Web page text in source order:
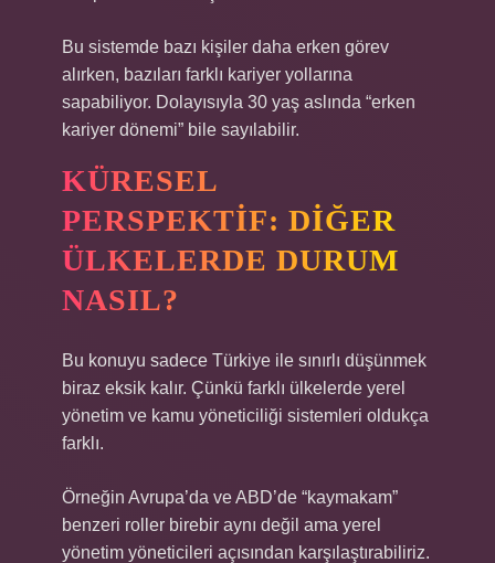
Bu sistemde bazı kişiler daha erken görev
alırken, bazıları farklı kariyer yollarına
sapabiliyor. Dolayısıyla 30 yaş aslında “erken
kariyer dönemi” bile sayılabilir.
KÜRESEL
PERSPEKTIF: DIĞER
ÜLKELERDE DURUM
NASIL?
Bu konuyu sadece Türkiye ile sınırlı düşünmek
biraz eksik kalır. Çünkü farklı ülkelerde yerel
yönetim ve kamu yöneticiliği sistemleri oldukça
farklı.
Örneğin Avrupa’da ve ABD’de “kaymakam”
benzeri roller birebir aynı değil ama yerel
yönetim yöneticileri açısından karşılaştırabiliriz.